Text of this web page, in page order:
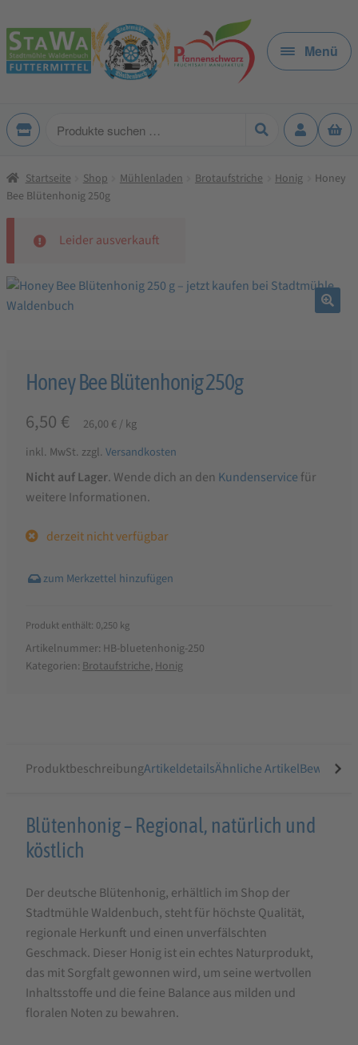
Zur
Navigation
springen
Zum
Inhalt
springen
Menü
Produkte
Startseite Shop Mühlenladen Brotaufstriche Honig
Honey
Bee Blütenhonig 250g
Leider ausverkauft
Honey Bee Blütenhonig 250g
6,50 € 26,00 €/kg
inkl. MwSt. zzgl. Versandkosten
Nicht auf Lager. Wende dich an den Kundenservice für
weitere Informationen.
derzeit nicht verfügbar
Produkt enthält: 0,250 kg
Artikelnummer: HB-bluetenhonig-250
Kategorien: Brotaufstriche,Honig
ProduktbeschreibungArtikeldetailsÄhnliche Artikel
Produktbeschreibung
für
Bee
Blütenhonig
250g
Blütenhonig – Regional, natürlich und
köstlich
Der deutsche Blütenhonig, erhältlich im Shop der
Stadtmühle Waldenbuch, steht für höchste Qualität,
regionale Herkunft und einen unverfälschten
Geschmack. Dieser Honig ist ein echtes Naturprodukt,
das mit Sorgfalt gewonnen wird, um seine wertvollen
Inhaltsstoffe und die feine Balance aus milden und
floralen Noten zu bewahren.